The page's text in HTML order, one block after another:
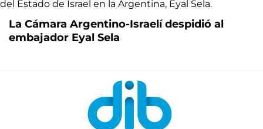
La Cámara Argentino-Israelí despidió al
embajador Eyal Sela